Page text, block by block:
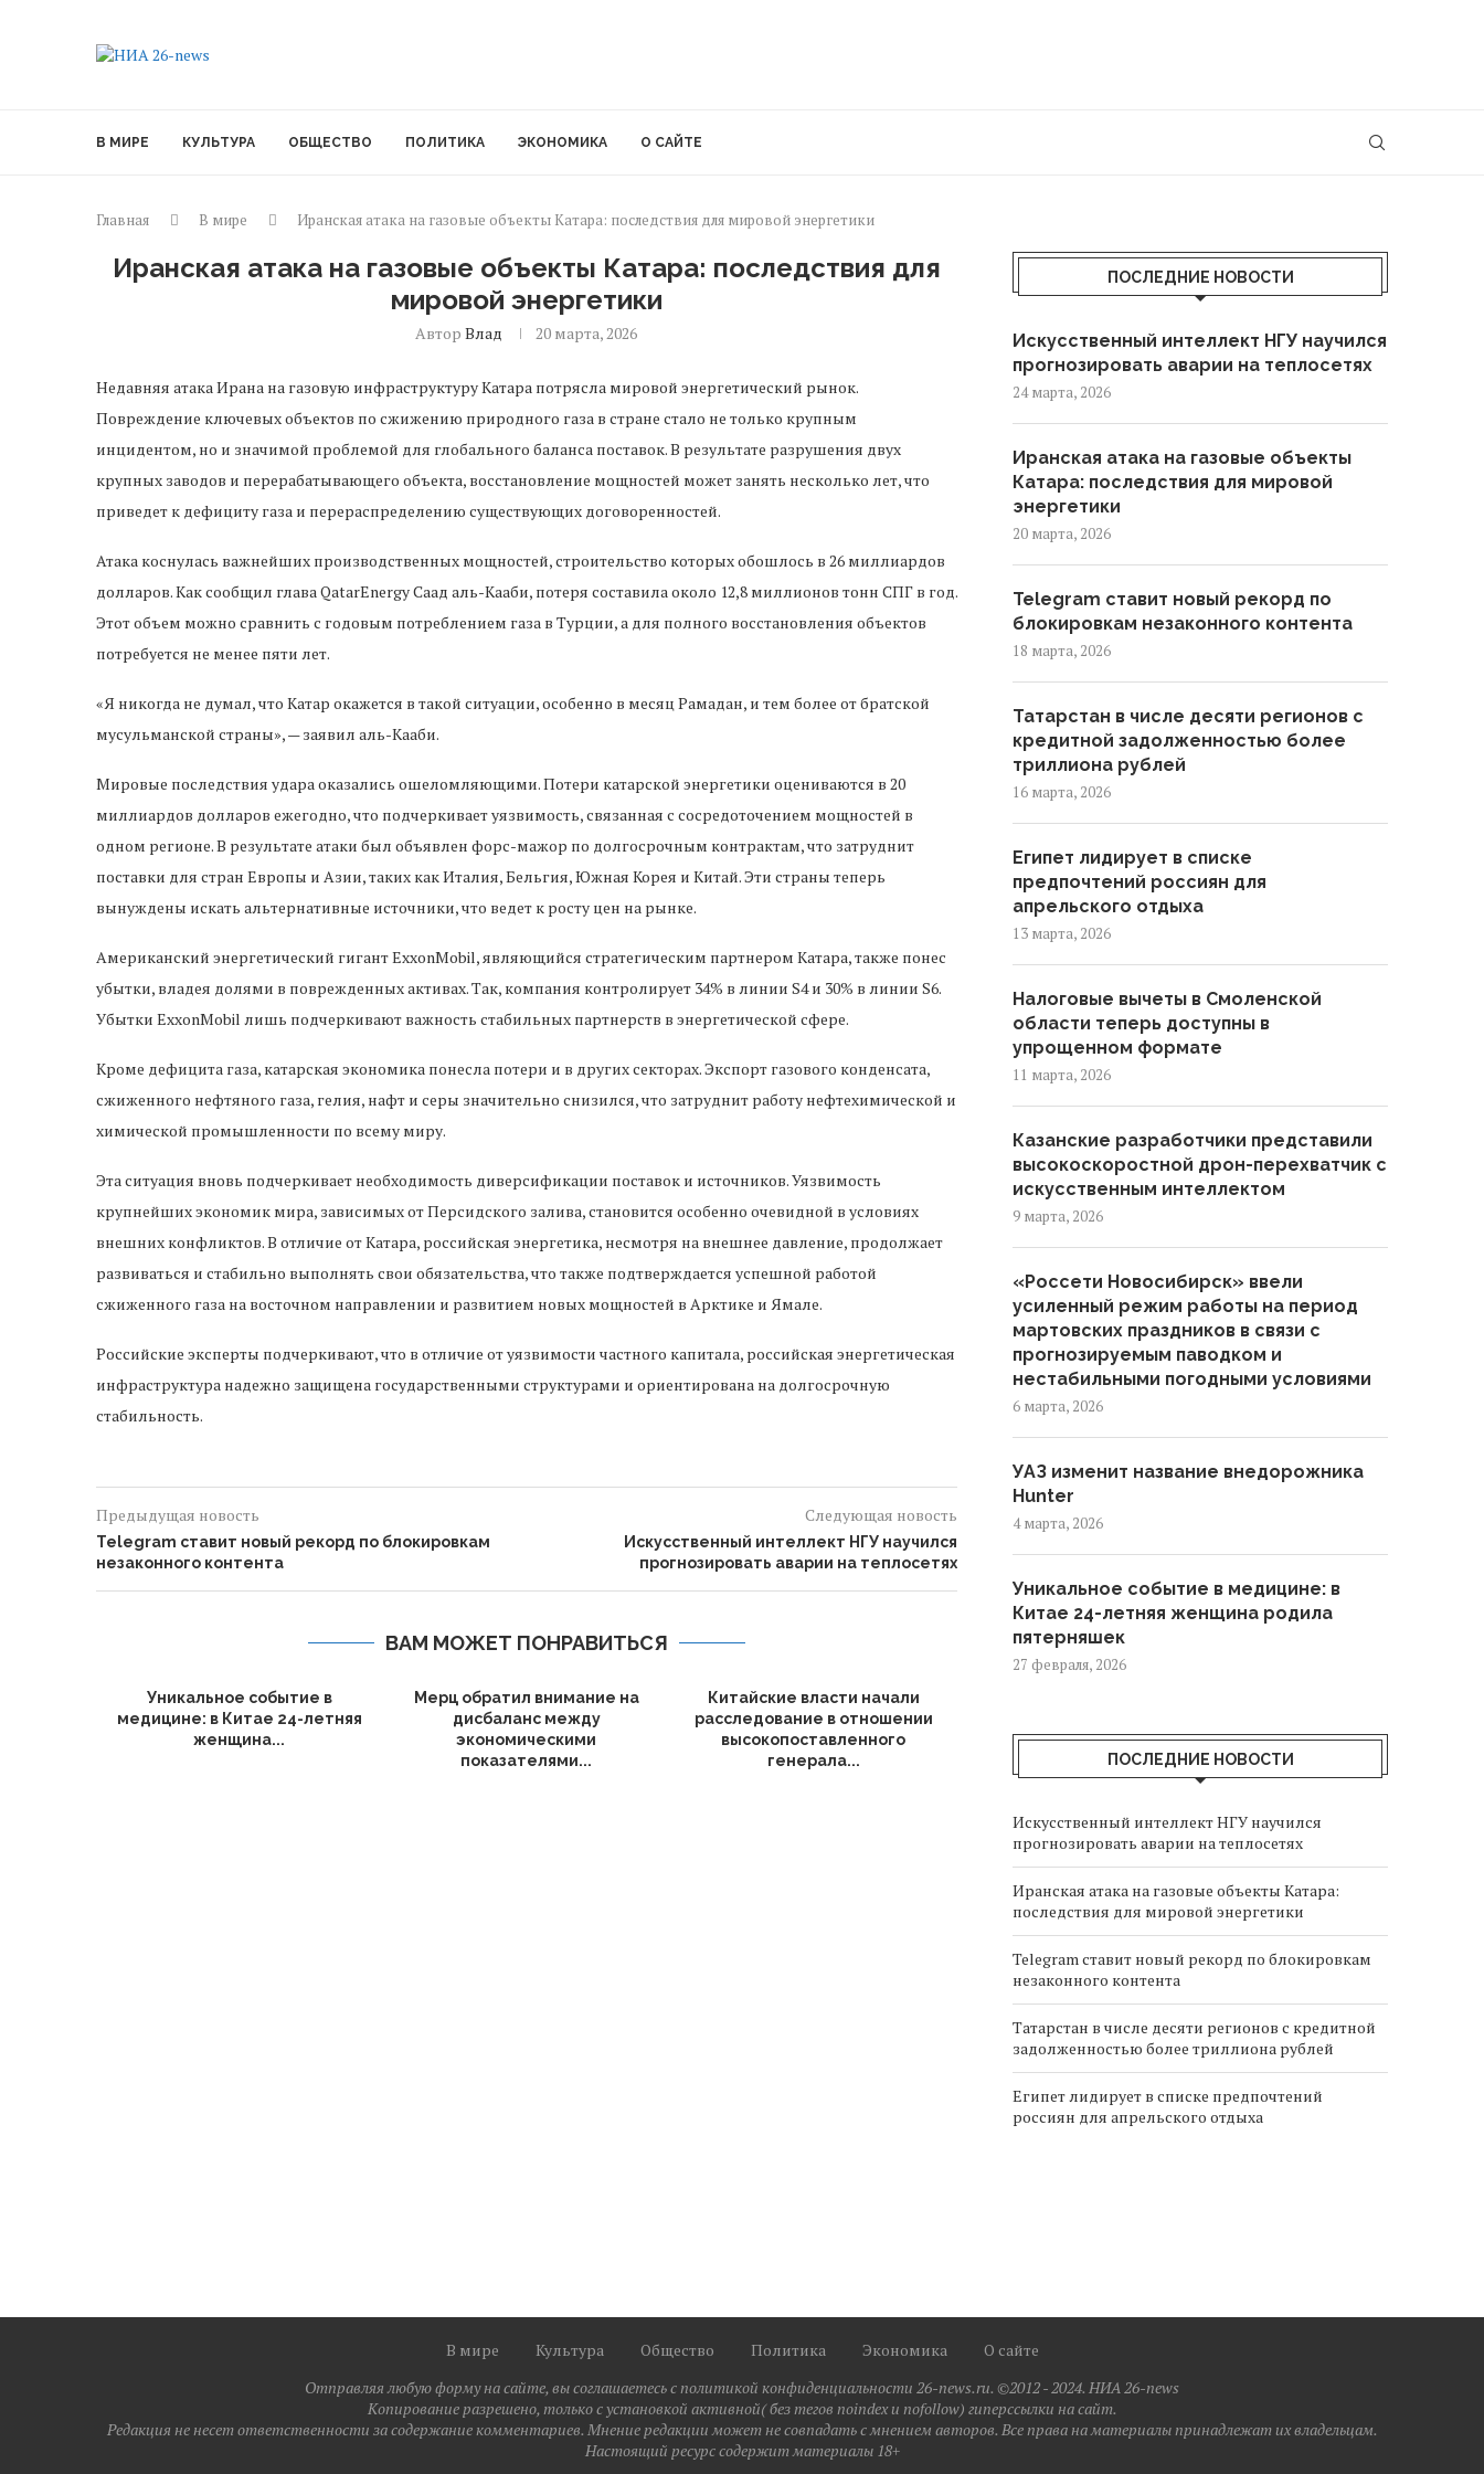
В МИРЕ КУЛЬТУРА ОБЩЕСТВО ПОЛИТИКА ЭКОНОМИКА О САЙТЕ
Главная В мире Иранская атака на газовые объекты Катара: последствия для мировой энергетики
Иранская атака на газовые объекты Катара: последствия для
мировой энергетики
АвторВлад 20 марта, 2026
Недавняя атака Ирана на газовую инфраструктуру Катара потрясла мировой энергетический рынок.
Повреждение ключевых объектов по сжижению природного газа в стране стало не только крупным
инцидентом, но и значимой проблемой для глобального баланса поставок. В результате разрушения двух
крупных заводов и перерабатывающего объекта, восстановление мощностей может занять несколько лет, что
приведет к дефициту газа и перераспределению существующих договоренностей.
Атака коснулась важнейших производственных мощностей, строительство которых обошлось в 26 миллиардов
долларов. Как сообщил глава QatarEnergy Саад аль-Кааби, потеря составила около 12,8 миллионов тонн СПГ в год.
Этот объем можно сравнить с годовым потреблением газа в Турции, а для полного восстановления объектов
потребуется не менее пяти лет.
«Я никогда не думал, что Катар окажется в такой ситуации, особенно в месяц Рамадан, и тем более от братской
мусульманской страны», — заявил аль-Кааби.
Мировые последствия удара оказались ошеломляющими. Потери катарской энергетики оцениваются в 20
миллиардов долларов ежегодно, что подчеркивает уязвимость, связанная с сосредоточением мощностей в
одном регионе. В результате атаки был объявлен форс-мажор по долгосрочным контрактам, что затруднит
поставки для стран Европы и Азии, таких как Италия, Бельгия, Южная Корея и Китай. Эти страны теперь
вынуждены искать альтернативные источники, что ведет к росту цен на рынке.
Американский энергетический гигант ExxonMobil, являющийся стратегическим партнером Катара, также понес
убытки, владея долями в поврежденных активах. Так, компания контролирует 34% в линии S4 и 30% в линии S6.
Убытки ExxonMobil лишь подчеркивают важность стабильных партнерств в энергетической сфере.
Кроме дефицита газа, катарская экономика понесла потери и в других секторах. Экспорт газового конденсата,
сжиженного нефтяного газа, гелия, нафт и серы значительно снизился, что затруднит работу нефтехимической и
химической промышленности по всему миру.
Эта ситуация вновь подчеркивает необходимость диверсификации поставок и источников. Уязвимость
крупнейших экономик мира, зависимых от Персидского залива, становится особенно очевидной в условиях
внешних конфликтов. В отличие от Катара, российская энергетика, несмотря на внешнее давление, продолжает
развиваться и стабильно выполнять свои обязательства, что также подтверждается успешной работой
сжиженного газа на восточном направлении и развитием новых мощностей в Арктике и Ямале.
Российские эксперты подчеркивают, что в отличие от уязвимости частного капитала, российская энергетическая
инфраструктура надежно защищена государственными структурами и ориентирована на долгосрочную
стабильность.
Предыдущая новость
Telegram ставит новый рекорд по блокировкам
незаконного контента
Следующая новость
Искусственный интеллект НГУ научился
прогнозировать аварии на теплосетях
ВАМ МОЖЕТ ПОНРАВИТЬСЯ
Уникальное событие в
медицине: в Китае 24-летняя
женщина...
Мерц обратил внимание на
дисбаланс между
экономическими
показателями...
Китайские власти начали
расследование в отношении
высокопоставленного
генерала...
ПОСЛЕДНИЕ НОВОСТИ
Искусственный интеллект НГУ научился
прогнозировать аварии на теплосетях
24 марта, 2026
Иранская атака на газовые объекты
Катара: последствия для мировой
энергетики
20 марта, 2026
Telegram ставит новый рекорд по
блокировкам незаконного контента
18 марта, 2026
Татарстан в числе десяти регионов с
кредитной задолженностью более
триллиона рублей
16 марта, 2026
Египет лидирует в списке
предпочтений россиян для
апрельского отдыха
13 марта, 2026
Налоговые вычеты в Смоленской
области теперь доступны в
упрощенном формате
11 марта, 2026
Казанские разработчики представили
высокоскоростной дрон-перехватчик с
искусственным интеллектом
9 марта, 2026
«Россети Новосибирск» ввели
усиленный режим работы на период
мартовских праздников в связи с
прогнозируемым паводком и
нестабильными погодными условиями
6 марта, 2026
УАЗ изменит название внедорожника
Hunter
4 марта, 2026
Уникальное событие в медицине: в
Китае 24-летняя женщина родила
пятерняшек
27 февраля, 2026
ПОСЛЕДНИЕ НОВОСТИ
Искусственный интеллект НГУ научился
прогнозировать аварии на теплосетях
Иранская атака на газовые объекты Катара:
последствия для мировой энергетики
Telegram ставит новый рекорд по блокировкам
незаконного контента
Татарстан в числе десяти регионов с кредитной
задолженностью более триллиона рублей
Египет лидирует в списке предпочтений
россиян для апрельского отдыха
В мире Культура Общество Политика Экономика
О сайте
Отправляя любую форму на сайте, вы соглашаетесь с политикой конфиденциальности 26-news.ru. ©2012 - 2024. НИА 26-news
Копирование разрешено, только с установкой активной( без тегов noindex и nofollow) гиперссылки на сайт.
Редакция не несет ответственности за содержание комментариев. Мнение редакции может не совпадать с мнением авторов. Все права на материалы принадлежат их владельцам.
Настоящий ресурс содержит материалы 18+